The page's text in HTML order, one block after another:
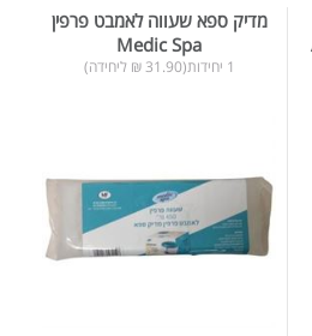
מדיק ספא שעווה לאמבט פרפין
Medic Spa
1 יחידות(31.90 ₪ ליחידה)